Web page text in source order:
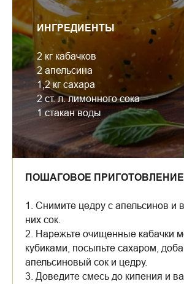
ИНГРЕДИЕНТЫ
2 кг кабачков
2 апельсина
1,2 кг сахара
2 ст. л. лимонного сока
1 стакан воды
ПОШАГОВОЕ ПРИГОТОВЛЕНИЕ
1. Снимите цедру с апельсинов и
них сок.
2. Нарежьте очищенные кабачки
кубиками, посыпьте сахаром,
апельсиновый сок и цедру.
3. Доведите смесь до кипения и